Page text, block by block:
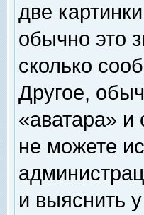
две
обычно это
сколько
Другое,
«аватара»
не можете
и выяснить